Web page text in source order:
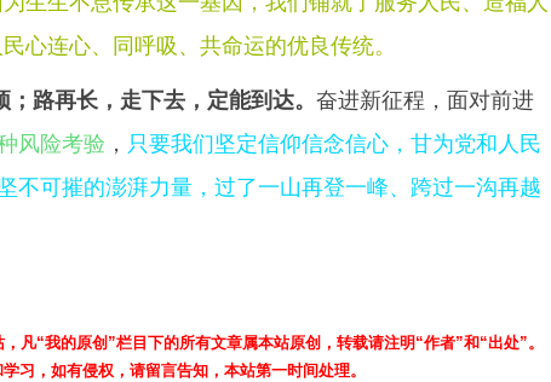
心连心、同呼吸、共命运的优良传统。
路再长，走下去，定能到达。 奋进新征程，面对前进
风险考验 ， 只要我们坚定信仰信念信心，甘为党和人民
不可摧的澎湃力量，过了一山再登一峰、跨过一沟再越
凡“我的原创”栏目下的所有文章属本站原创，转载请注明“作者”和“出处”。
习，如有侵权，请留言告知，本站第一时间处理。